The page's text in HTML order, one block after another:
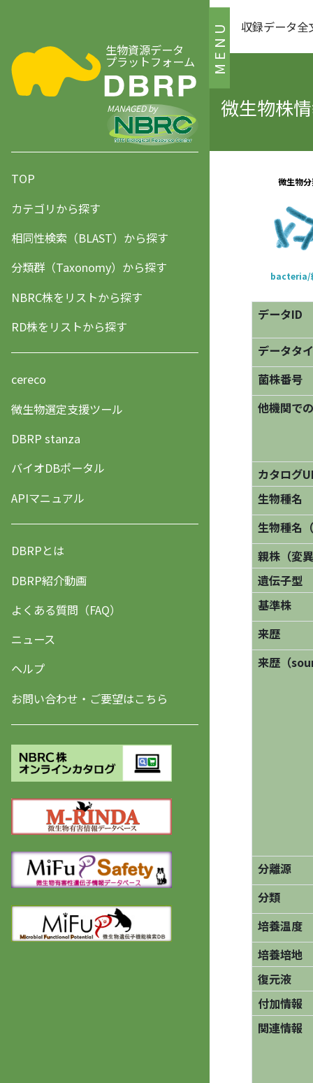
MENU
生物資源データ
プラットフォーム
MANAGED by
TOP
カテゴリから探す
相同性検索（BLAST）から探す
分類群（Taxonomy）から探す
NBRC株をリストから探す
RD株をリストから探す
cereco
微生物選定支援ツール
DBRP stanza
バイオDBポータル
APIマニュアル
DBRPとは
DBRP紹介動画
よくある質問（FAQ）
ニュース
ヘルプ
お問い合わせ・ご要望はこちら
収録データ全
微生物株
データID
データタ
菌株番号
他機関で
カタログ
生物種名
生物種名
親株（変
遺伝子型
基準株
来歴
来歴（
分離源
分類
培養温度
培養培地
復元液
付加情報
関連情報